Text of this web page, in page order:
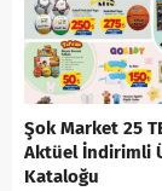
Şok Market 25
Aktüel İndirimli
Kataloğu